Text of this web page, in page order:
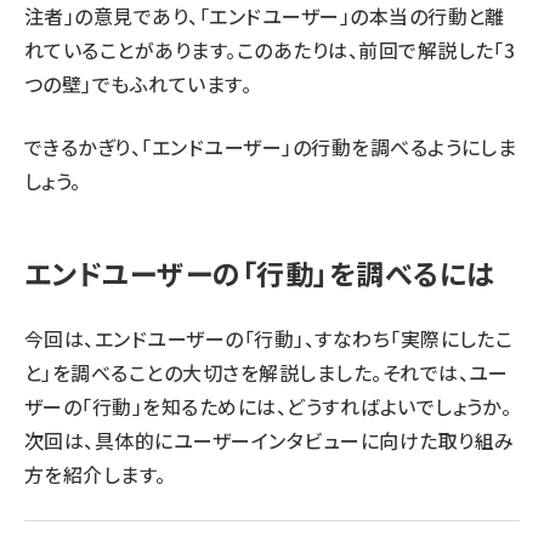
注者」の意見であり、「エンドユーザー」の本当の行動と離
れていることがあります。このあたりは、前回で解説した「3
つの壁」でもふれています。
できるかぎり、「エンドユーザー」の行動を調べるようにしま
しょう。
エンドユーザーの「⾏動」を調べるには
今回は、エンドユーザーの「⾏動」、すなわち「実際にしたこ
と」を調べることの大切さを解説しました。それでは、ユー
ザーの「⾏動」を知るためには、どうすればよいでしょうか。
次回は、具体的にユーザーインタビューに向けた取り組み
方を紹介します。